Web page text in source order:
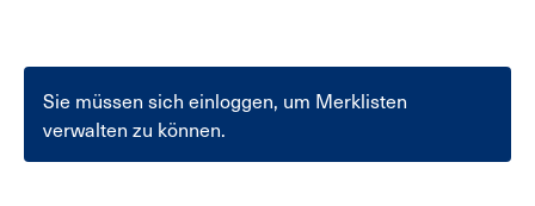
Sie müssen sich einloggen, um Merklisten
verwalten zu können.